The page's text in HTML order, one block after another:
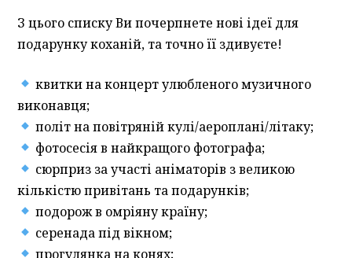
З цього списку Ви почерпнете нові ідеї для
подарунку коханій, та точно її здивуєте!
квитки на концерт улюбленого музичного
виконавця;
політ на повітряній кулі/аероплані/літаку;
фотосесія в найкращого фотографа;
сюрприз за участі аніматорів з великою
кількістю привітань та подарунків;
подорож в омріяну країну;
серенада під вікном;
прогулянка на конях;